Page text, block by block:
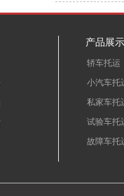
产品展示
轿车托运
小汽车托
私家车托
试验车托
故障车托